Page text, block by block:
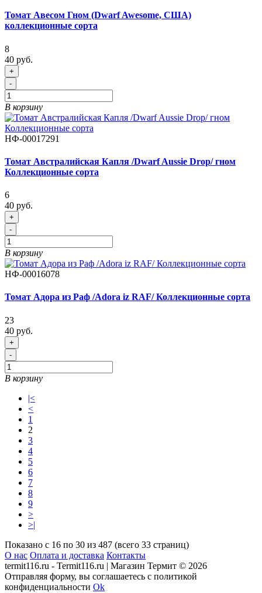
Томат Авесом Гном (Dwarf Awesome, США)
коллекционные сорта
8
40 руб.
+
-
В корзину
НФ-00017291
Томат Австралийская Капля /Dwarf Aussie Drop/ гном
Коллекционные сорта
6
40 руб.
+
-
В корзину
НФ-00016078
Томат Адора из Раф /Adora iz RAF/ Коллекционные сорта
23
40 руб.
+
-
В корзину
|<
<
1
2
3
4
5
6
7
8
9
>
>|
Показано с 16 по 30 из 487 (всего 33 страниц)
О нас Оплата и доставка Контакты
termit116.ru - Termit116.ru | Магазин Термит © 2026
Отправляя форму, вы соглашаетесь с политикой
конфиденциальности Ok